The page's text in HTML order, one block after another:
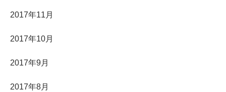
2017年11月
2017年10月
2017年9月
2017年8月